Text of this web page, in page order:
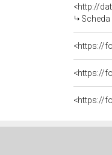
<http://
<https://
<https://
<https://